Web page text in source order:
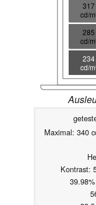
317
cd/
285
cd/
234
cd/
Maximal: 340
Kontrast: